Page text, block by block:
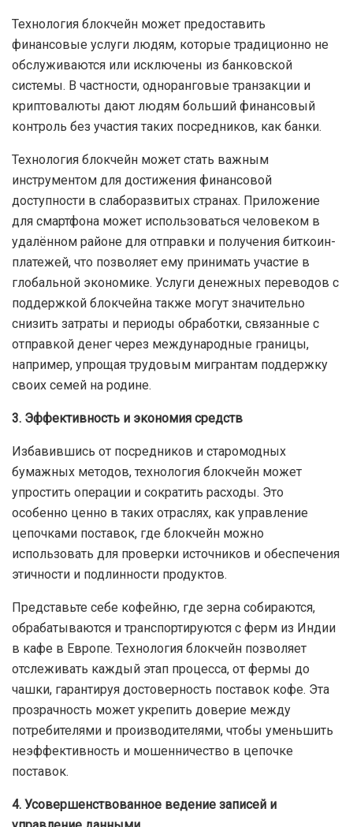
Технология блокчейн может предоставить
финансовые услуги людям, которые традиционно не
обслуживаются или исключены из банковской
системы. В частности, одноранговые транзакции и
криптовалюты дают людям больший финансовый
контроль без участия таких посредников, как банки.
Технология блокчейн может стать важным
инструментом для достижения финансовой
доступности в слаборазвитых странах. Приложение
для смартфона может использоваться человеком в
удалённом районе для отправки и получения биткоин-
платежей, что позволяет ему принимать участие в
глобальной экономике. Услуги денежных переводов с
поддержкой блокчейна также могут значительно
снизить затраты и периоды обработки, связанные с
отправкой денег через международные границы,
например, упрощая трудовым мигрантам поддержку
своих семей на родине.
3. Эффективность и экономия средств
Избавившись от посредников и старомодных
бумажных методов, технология блокчейн может
упростить операции и сократить расходы. Это
особенно ценно в таких отраслях, как управление
цепочками поставок, где блокчейн можно
использовать для проверки источников и обеспечения
этичности и подлинности продуктов.
Представьте себе кофейню, где зерна собираются,
обрабатываются и транспортируются с ферм из Индии
в кафе в Европе. Технология блокчейн позволяет
отслеживать каждый этап процесса, от фермы до
чашки, гарантируя достоверность поставок кофе. Эта
прозрачность может укрепить доверие между
потребителями и производителями, чтобы уменьшить
неэффективность и мошенничество в цепочке
поставок.
4. Усовершенствованное ведение записей и